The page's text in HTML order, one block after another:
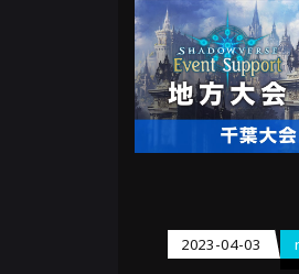
2023-04-03